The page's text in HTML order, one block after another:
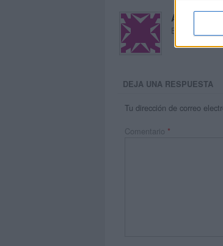
Acerca de
El autor no ha
DEJA UNA RESPUESTA
Tu dirección de correo
Comentario *